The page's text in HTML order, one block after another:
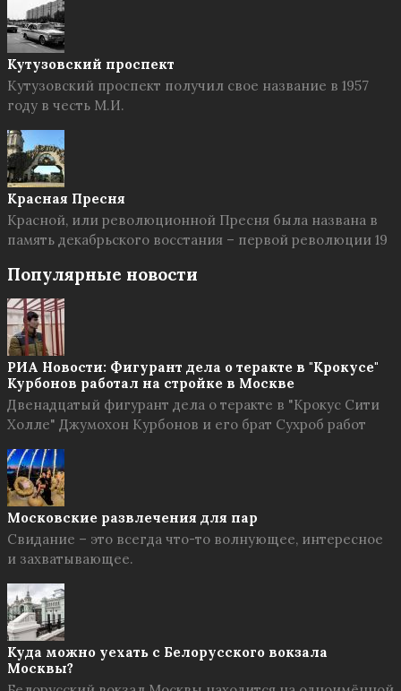
Кутузовский проспект
Кутузовский проспект получил свое название в 1957
году в честь М.И.
Красная Пресня
Красной, или революционной Пресня была названа в
память декабрьского восстания – первой революции 19
Популярные новости
РИА Новости: Фигурант дела о теракте в "Крокусе"
Курбонов работал на стройке в Москве
Двенадцатый фигурант дела о теракте в "Крокус Сити
Холле" Джумохон Курбонов и его брат Сухроб работ
Московские развлечения для пар
Свидание – это всегда что-то волнующее, интересное
и захватывающее.
Куда можно уехать с Белорусского вокзала
Москвы?